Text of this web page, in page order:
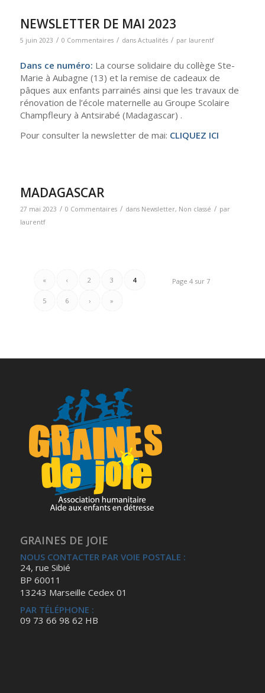
NEWSLETTER DE MAI 2023
5 juin 2023 / 0 Commentaires / dans Actualités / par laurentf
Dans ce numéro: La course solidaire du collège Ste-
Marie à Aubagne (13) et la remise de cadeaux de
pâques aux enfants parrainés ainsi que les travaux de
rénovation de l’école maternelle au Groupe Scolaire
Champfleury à Antsirabé (Madagascar) .
Pour consulter la newsletter de mai: CLIQUEZ ICI
MADAGASCAR
27 mai 2023 / 0 Commentaires / dans Newsletter, Non classé / par
laurentf
Page 4 sur 7
« ‹ 2 3 4
5 6 › »
GRAINES DE JOIE
NOUS CONTACTER PAR VOIE POSTALE :
24, rue Sibié
BP 60011
13243 Marseille Cedex 01
PAR TÉLÉPHONE :
09 73 66 98 62 HB